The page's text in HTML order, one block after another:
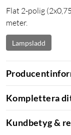
Flat 2-polig
meter.
Lampsladd
Komplettera
Kundbetyg &